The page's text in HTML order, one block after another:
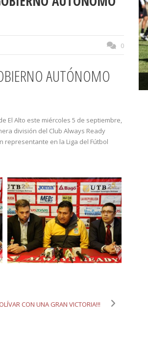
0
AUTÓNOMO
El Alto este miércoles 5 de septiembre,
división del Club Always Ready
representante en la Liga del Fútbol
CON UNA GRAN VICTORIA!!!